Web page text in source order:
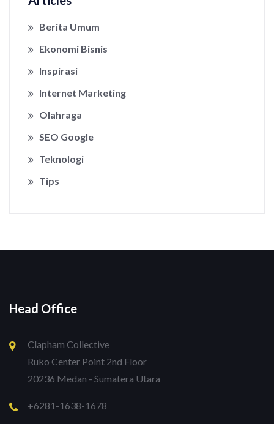
Berita Umum
Ekonomi Bisnis
Inspirasi
Internet Marketing
Olahraga
SEO Google
Teknologi
Tips
Head Office
Clapham Collective
Ruko Center Point 2nd Floor
20236 Medan - Sumatera Utara
+6281-1638-1678